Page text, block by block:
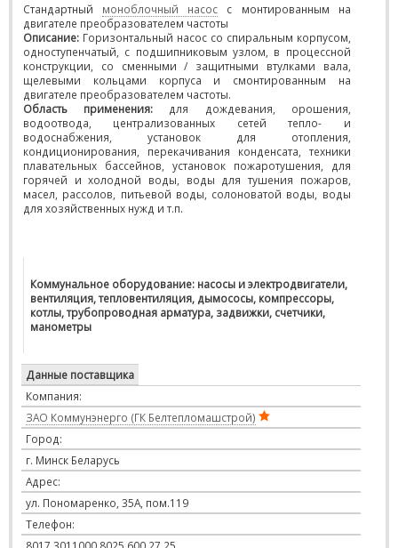
Стандартный моноблочный насос с монтированным на
двигателе преобразователем частоты
Описание: Горизонтальный насос со спиральным корпусом,
одноступенчатый, с подшипниковым узлом, в процессной
конструкции, со сменными / защитными втулками вала,
щелевыми кольцами корпуса и смонтированным на
двигателе преобразователем частоты.
Область применения: для дождевания, орошения,
водоотвода, централизованных сетей тепло- и
водоснабжения, установок для отопления,
кондиционирования, перекачивания конденсата, техники
плавательных бассейнов, установок пожаротушения, для
горячей и холодной воды, воды для тушения пожаров,
масел, рассолов, питьевой воды, солоноватой воды, воды
для хозяйственных нужд и т.п.
Коммунальное оборудование: насосы и электродвигатели,
вентиляция, тепловентиляция, дымососы, компрессоры,
котлы, трубопроводная арматура, задвижки, счетчики,
манометры
Данные поставщика
Компания:
ЗАО Коммунэнерго (ГК Белтепломашстрой)
Город:
г. Минск Беларусь
Адрес:
ул. Пономаренко, 35А, пом.119
Телефон: